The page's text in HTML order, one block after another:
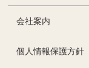
会社案内
個人情報保護方針